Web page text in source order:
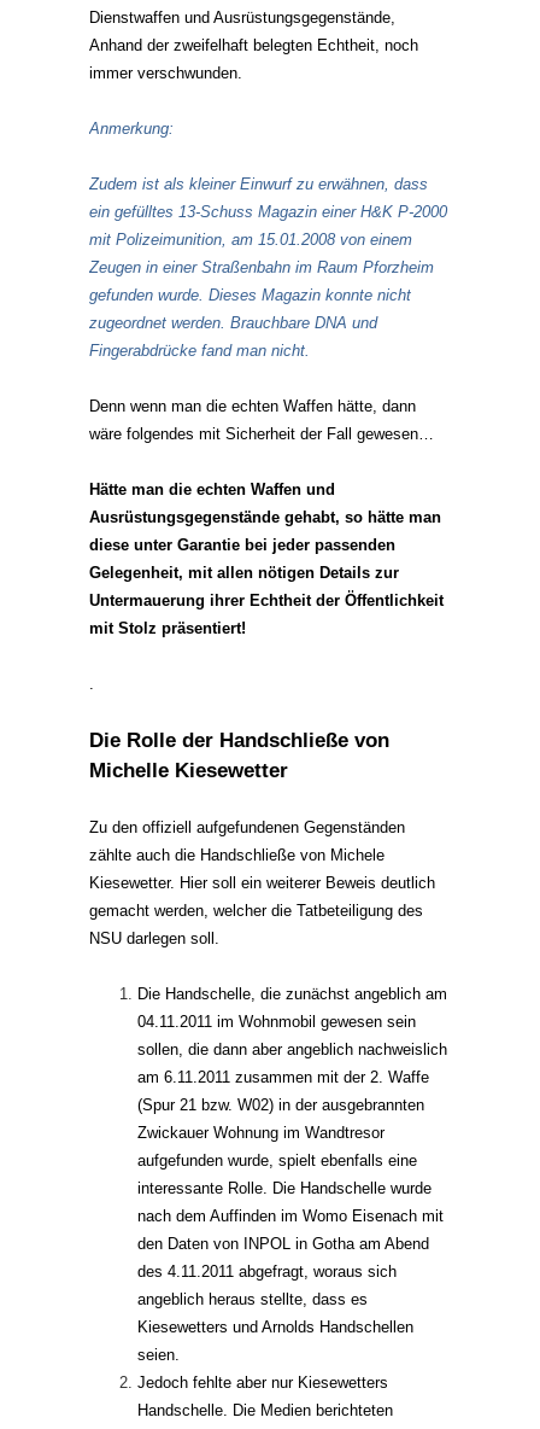
Dienstwaffen und Ausrüstungsgegenstände,
Anhand der zweifelhaft belegten Echtheit, noch
immer verschwunden.
Anmerkung:
Zudem ist als kleiner Einwurf zu erwähnen, dass
ein gefülltes 13-Schuss Magazin einer H&K P-2000
mit Polizeimunition, am 15.01.2008 von einem
Zeugen in einer Straßenbahn im Raum Pforzheim
gefunden wurde. Dieses Magazin konnte nicht
zugeordnet werden. Brauchbare DNA und
Fingerabdrücke fand man nicht.
Denn wenn man die echten Waffen hätte, dann
wäre folgendes mit Sicherheit der Fall gewesen…
Hätte man die echten Waffen und
Ausrüstungsgegenstände gehabt, so hätte man
diese unter Garantie bei jeder passenden
Gelegenheit, mit allen nötigen Details zur
Untermauerung ihrer Echtheit der Öffentlichkeit
mit Stolz präsentiert!
Die Rolle der Handschließe von
Michelle Kiesewetter
Zu den offiziell aufgefundenen Gegenständen
zählte auch die Handschließe von Michele
Kiesewetter. Hier soll ein weiterer Beweis deutlich
gemacht werden, welcher die Tatbeteiligung des
NSU darlegen soll.
Die Handschelle, die zunächst angeblich am
04.11.2011 im Wohnmobil gewesen sein
sollen, die dann aber angeblich nachweislich
am 6.11.2011 zusammen mit der 2. Waffe
(Spur 21 bzw. W02) in der ausgebrannten
Zwickauer Wohnung im Wandtresor
aufgefunden wurde, spielt ebenfalls eine
interessante Rolle. Die Handschelle wurde
nach dem Auffinden im Womo Eisenach mit
den Daten von INPOL in Gotha am Abend
des 4.11.2011 abgefragt, woraus sich
angeblich heraus stellte, dass es
Kiesewetters und Arnolds Handschellen
seien.
Jedoch fehlte aber nur Kiesewetters
Handschelle. Die Medien berichteten